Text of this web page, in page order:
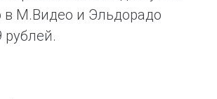
в М.Видео и Эльдорадо
рублей.